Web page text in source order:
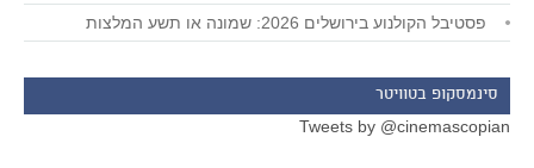
פסטיבל הקולנוע בירושלים 2026: שמונה או תשע המלצות
סינמסקופ בטוויטר
Tweets by @cinemascopian